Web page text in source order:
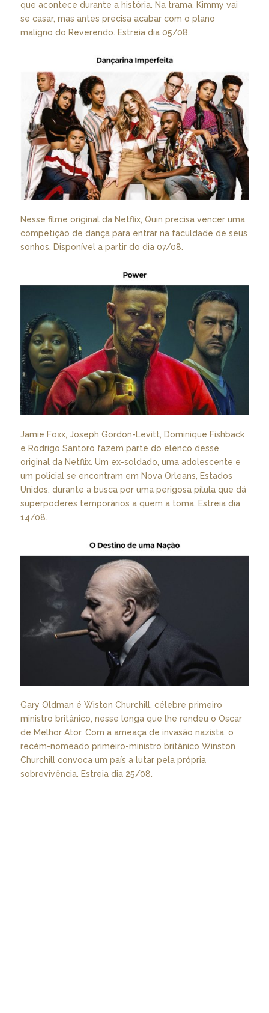
que acontece durante a história. Na trama, Kimmy vai
se casar, mas antes precisa acabar com o plano
maligno do Reverendo. Estreia dia 05/08.
Nesse filme original da Netflix, Quin precisa vencer uma
competição de dança para entrar na faculdade de seus
sonhos. Disponível a partir do dia 07/08.
Jamie Foxx, Joseph Gordon-Levitt, Dominique Fishback
e Rodrigo Santoro fazem parte do elenco desse
original da Netflix. Um ex-soldado, uma adolescente e
um policial se encontram em Nova Orleans, Estados
Unidos, durante a busca por uma perigosa pílula que dá
superpoderes temporários a quem a toma. Estreia dia
14/08.
Gary Oldman é Wiston Churchill, célebre primeiro
ministro britânico, nesse longa que lhe rendeu o Oscar
de Melhor Ator. Com a ameaça de invasão nazista, o
recém-nomeado primeiro-ministro britânico Winston
Churchill convoca um país a lutar pela própria
sobrevivência. Estreia dia 25/08.